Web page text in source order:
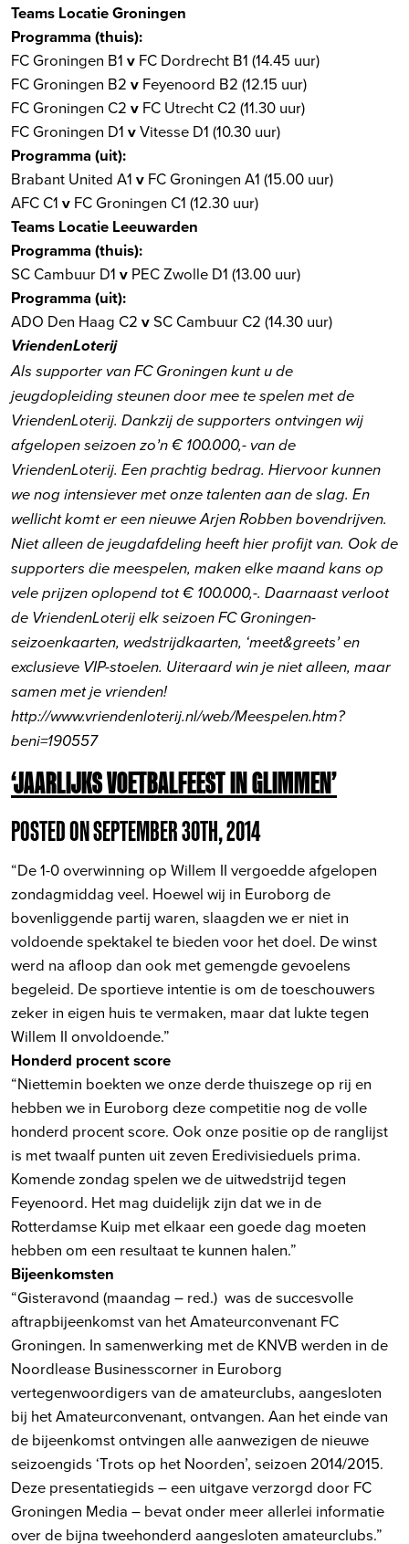
Teams Locatie Groningen
Programma (thuis):
FC Groningen B1 v FC Dordrecht B1 (14.45 uur)
FC Groningen B2 v Feyenoord B2 (12.15 uur)
FC Groningen C2 v FC Utrecht C2 (11.30 uur)
FC Groningen D1 vVitesse D1 (10.30 uur)
Programma (uit):
Brabant United A1 v FC Groningen A1 (15.00 uur)
AFC C1 v FC Groningen C1 (12.30 uur)
Teams Locatie Leeuwarden
Programma (thuis):
SC Cambuur D1 v PEC Zwolle D1 (13.00 uur)
Programma (uit):
ADO Den Haag C2 vSC Cambuur C2 (14.30 uur)
VriendenLoterij
Als supporter van FC Groningen kunt u de
jeugdopleiding steunen door mee te spelen met de
VriendenLoterij. Dankzij de supporters ontvingen wij
afgelopen seizoen zo’n € 100.000,- van de
VriendenLoterij. Een prachtig bedrag. Hiervoor kunnen
we nog intensiever met onze talenten aan de slag. En
wellicht komt er een nieuwe Arjen Robben bovendrijven.
Niet alleen de jeugdafdeling heeft hier profijt van. Ook de
supporters die meespelen, maken elke maand kans op
vele prijzen oplopend tot € 100.000,-. Daarnaast verloot
de VriendenLoterij elk seizoen FC Groningen-
seizoenkaarten, wedstrijdkaarten, ‘meet&greets’ en
exclusieve VIP-stoelen. Uiteraard win je niet alleen, maar
samen met je vrienden!
http://www.vriendenloterij.nl/web/Meespelen.htm?
beni=190557
‘JAARLIJKS VOETBALFEEST IN GLIMMEN’
POSTED ON SEPTEMBER 30TH, 2014
“De 1-0 overwinning op Willem II vergoedde afgelopen
zondagmiddag veel. Hoewel wij in Euroborg de
bovenliggende partij waren, slaagden we er niet in
voldoende spektakel te bieden voor het doel. De winst
werd na afloop dan ook met gemengde gevoelens
begeleid. De sportieve intentie is om de toeschouwers
zeker in eigen huis te vermaken, maar dat lukte tegen
Willem II onvoldoende.”
Honderd procent score
“Niettemin boekten we onze derde thuiszege op rij en
hebben we in Euroborg deze competitie nog de volle
honderd procent score. Ook onze positie op de ranglijst
is met twaalf punten uit zeven Eredivisieduels prima.
Komende zondag spelen we de uitwedstrijd tegen
Feyenoord. Het mag duidelijk zijn dat we in de
Rotterdamse Kuip met elkaar een goede dag moeten
hebben om een resultaat te kunnen halen.”
Bijeenkomsten
“Gisteravond (maandag – red.) was de succesvolle
aftrapbijeenkomst van het Amateurconvenant FC
Groningen. In samenwerking met de KNVB werden in de
Noordlease Businesscorner in Euroborg
vertegenwoordigers van de amateurclubs, aangesloten
bij het Amateurconvenant, ontvangen. Aan het einde van
de bijeenkomst ontvingen alle aanwezigen de nieuwe
seizoengids ‘Trots op het Noorden’, seizoen 2014/2015.
Deze presentatiegids – een uitgave verzorgd door FC
Groningen Media – bevat onder meer allerlei informatie
over de bijna tweehonderd aangesloten amateurclubs.”